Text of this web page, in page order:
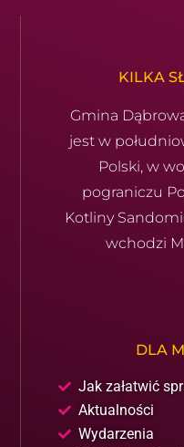
KILKA
Gmina
jest w
Polski, w
pograniczu
Kotliny
wchodzi
DLA
Jak załatwić
Aktualności
Wydarzenia